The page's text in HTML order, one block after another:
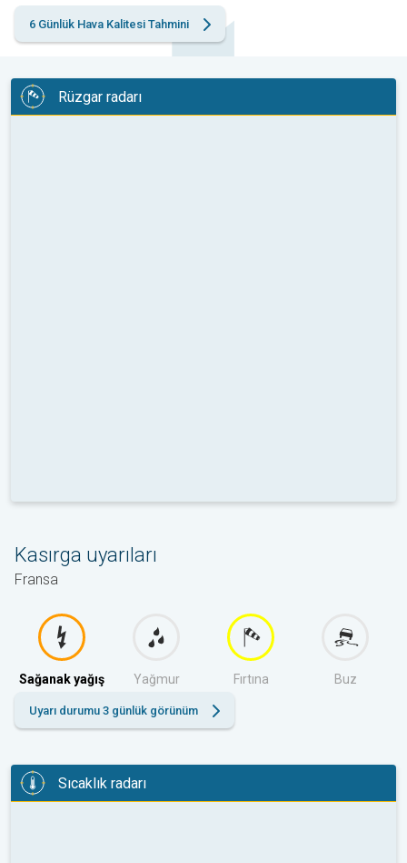
6 Günlük Hava Kalitesi Tahmini
Rüzgar radarı
Kasırga uyarıları
Fransa
Sağanak yağış Yağmur Fırtına Buz
Uyarı durumu 3 günlük görünüm
Sıcaklık radarı